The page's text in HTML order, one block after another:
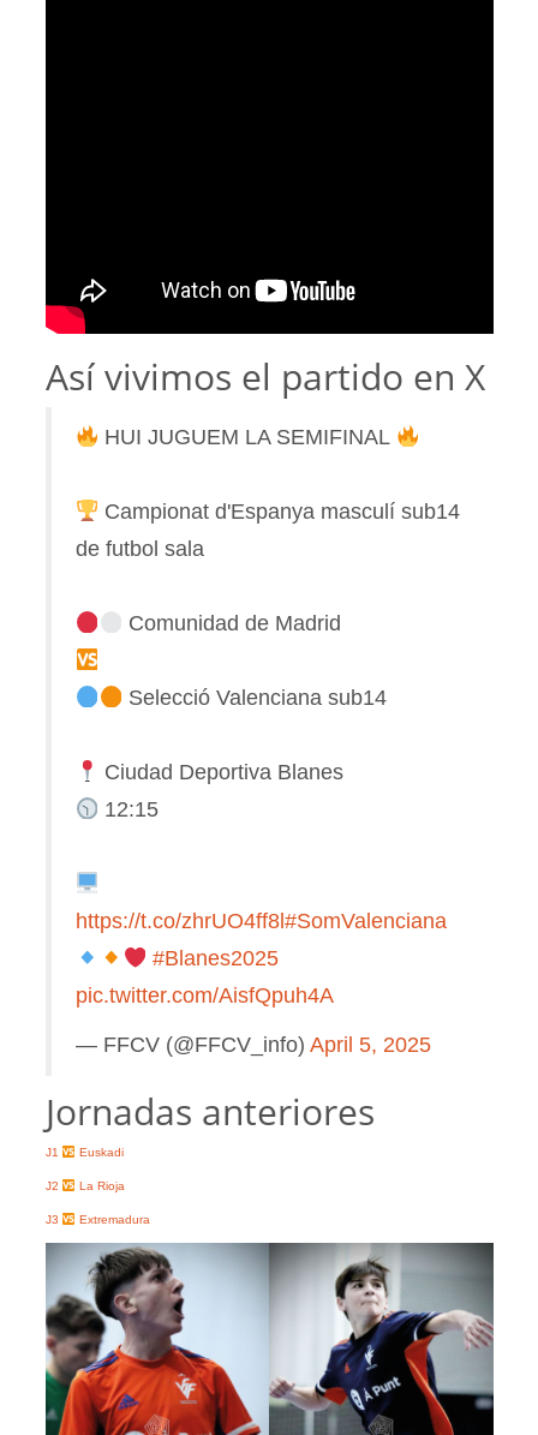
Así vivimos el partido en X
HUI JUGUEM LA SEMIFINAL
Campionat d'Espanya masculí sub14
de futbol sala
Comunidad de Madrid
Selecció Valenciana sub14
Ciudad Deportiva Blanes
12:15
https://t.co/zhrUO4ff8l #SomValenciana
#Blanes2025
pic.twitter.com/AisfQpuh4A
— FFCV (@FFCV_info) April 5, 2025
Jornadas anteriores
J1 Euskadi
J2 La Rioja
J3 Extremadura